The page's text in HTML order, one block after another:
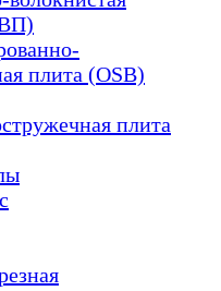
плита (OSB)
плита